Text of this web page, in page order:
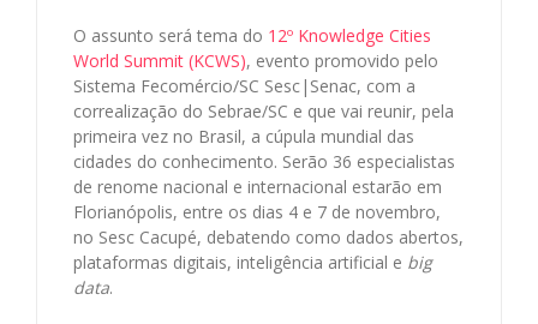
O assunto será tema do 12º Knowledge Cities
World Summit (KCWS), evento promovido pelo
Sistema Fecomércio/SC Sesc|Senac, com a
correalização do Sebrae/SC e que vai reunir, pela
primeira vez no Brasil, a cúpula mundial das
cidades do conhecimento. Serão 36 especialistas
de renome nacional e internacional estarão em
Florianópolis, entre os dias 4 e 7 de novembro,
no Sesc Cacupé, debatendo como dados abertos,
plataformas digitais, inteligência artificial e big
data.